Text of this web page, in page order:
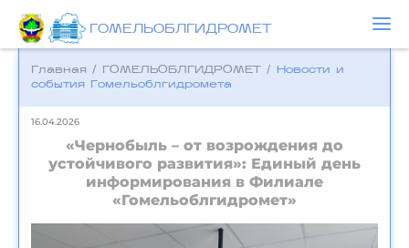
ГОМЕЛЬОБЛГИДРОМЕТ
Главная / ГОМЕЛЬОБЛГИДРОМЕТ /
Новости и
события Гомельоблгидромета
16.04.2026
«Чернобыль – от возрождения до
устойчивого развития»: Единый день
информирования в Филиале
«Гомельоблгидромет»